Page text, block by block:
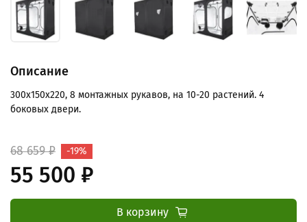
Описание
300x150x220, 8 монтажных рукавов, на 10-20 растений. 4
боковых двери.
68 659 ₽
55 500 ₽
-19%
В корзину